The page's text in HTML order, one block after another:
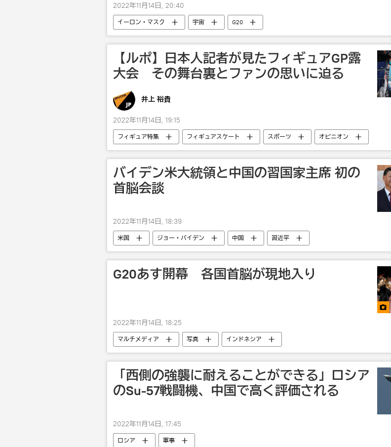
2022年11月14日, 20:40
イーロン・マスク 宇宙 G20
【ルポ】日本人記者が見たフィギュアGP露
大会 その舞台裏とファンの思いに迫る
井上 裕貴
2022年11月14日, 19:15
フィギュア特集 フィギュアスケート スポーツ
オピニオン
エリザベータ・トゥクタミシェワ
バイデン米大統領と中国の習国家主席 初の
首脳会談
2022年11月14日, 18:39
米国 ジョー・バイデン 中国 習近平
G20あす開幕 各国首脳が現地入り
2022年11月14日, 18:25
マルチメディア 写真 インドネシア
「西側の強襲に耐えることができる」ロシア
のSu-57戦闘機、中国で高く評価される
2022年11月14日, 17:45
ロシア 軍事